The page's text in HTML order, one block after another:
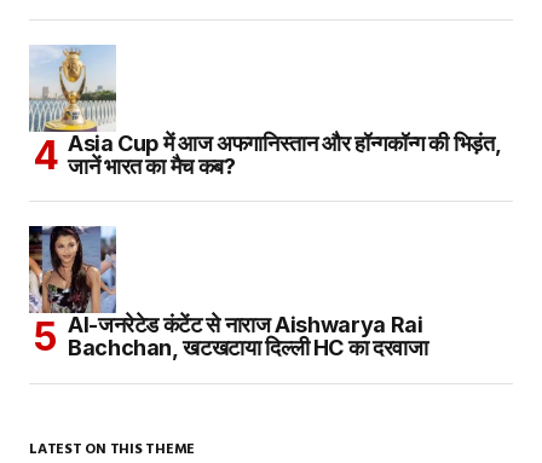
Asia Cup में आज अफगानिस्तान और हॉन्गकॉन्ग की भिड़ंत,
जानें भारत का मैच कब?
AI-जनरेटेड कंटेंट से नाराज Aishwarya Rai
Bachchan, खटखटाया दिल्ली HC का दरवाजा
LATEST ON THIS THEME